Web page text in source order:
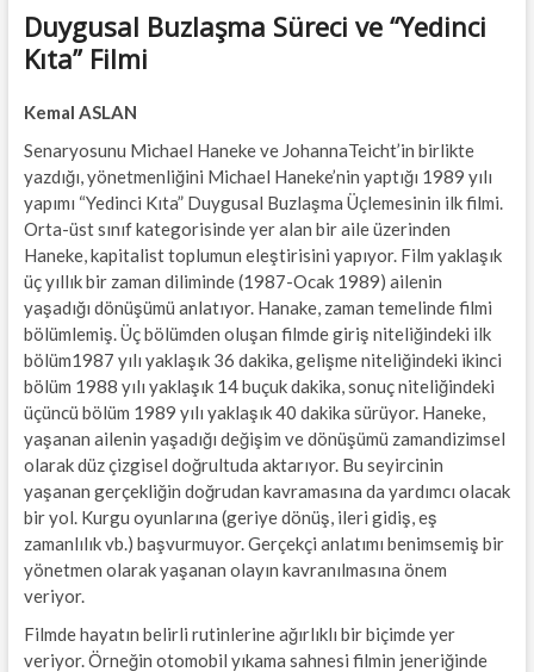
Duygusal Buzlaşma Süreci ve “Yedinci
Kıta” Filmi
Kemal ASLAN
Senaryosunu Michael Haneke ve JohannaTeicht’in birlikte
yazdığı, yönetmenliğini Michael Haneke’nin yaptığı 1989 yılı
yapımı “Yedinci Kıta” Duygusal Buzlaşma Üçlemesinin ilk filmi.
Orta-üst sınıf kategorisinde yer alan bir aile üzerinden
Haneke, kapitalist toplumun eleştirisini yapıyor. Film yaklaşık
üç yıllık bir zaman diliminde (1987-Ocak 1989) ailenin
yaşadığı dönüşümü anlatıyor. Hanake, zaman temelinde filmi
bölümlemiş. Üç bölümden oluşan filmde giriş niteliğindeki ilk
bölüm1987 yılı yaklaşık 36 dakika, gelişme niteliğindeki ikinci
bölüm 1988 yılı yaklaşık 14 buçuk dakika, sonuç niteliğindeki
üçüncü bölüm 1989 yılı yaklaşık 40 dakika sürüyor. Haneke,
yaşanan ailenin yaşadığı değişim ve dönüşümü zamandizimsel
olarak düz çizgisel doğrultuda aktarıyor. Bu seyircinin
yaşanan gerçekliğin doğrudan kavramasına da yardımcı olacak
bir yol. Kurgu oyunlarına (geriye dönüş, ileri gidiş, eş
zamanlılık vb.) başvurmuyor. Gerçekçi anlatımı benimsemiş bir
yönetmen olarak yaşanan olayın kavranılmasına önem
veriyor.
Filmde hayatın belirli rutinlerine ağırlıklı bir biçimde yer
veriyor. Örneğin otomobil yıkama sahnesi filmin jeneriğinde